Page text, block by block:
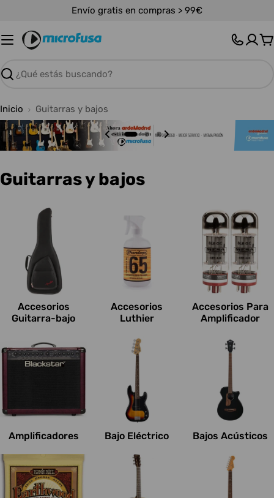
contenido
Envío gratis en compras > 99€
Buscar
Inicio Guitarras y bajos
C
e
s
:
Guitarras y bajos
Accesorios
Guitarra-bajo
Accesorios
Luthier
Accesorios Para
Amplificador
Amplificadores Bajo Eléctrico Bajos Acústicos